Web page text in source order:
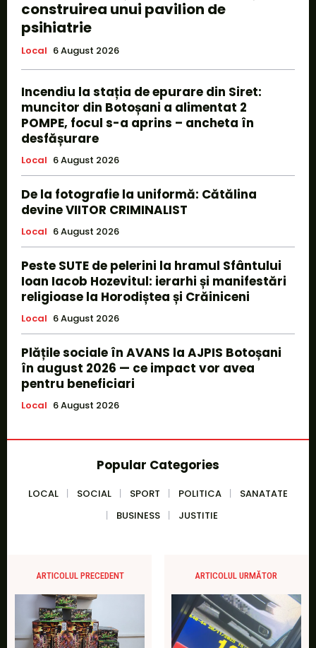
construirea unui pavilion de
psihiatrie
Local 6 August 2026
Incendiu la stația de epurare din Siret:
muncitor din Botoșani a alimentat 2
POMPE, focul s-a aprins – ancheta în
desfășurare
Local 6 August 2026
De la fotografie la uniformă: Cătălina
devine VIITOR CRIMINALIST
Local 6 August 2026
Peste SUTE de pelerini la hramul Sfântului
Ioan Iacob Hozevitul: ierarhi și manifestări
religioase la Horodiștea și Crăiniceni
Local 6 August 2026
Plățile sociale în AVANS la AJPIS Botoșani
în august 2026 — ce impact vor avea
pentru beneficiari
Local 6 August 2026
Popular Categories
LOCAL SOCIAL SPORT POLITICA
SANATATE
BUSINESS
JUSTITIE
ARTICOLUL PRECEDENT ARTICOLUL URMĂTOR